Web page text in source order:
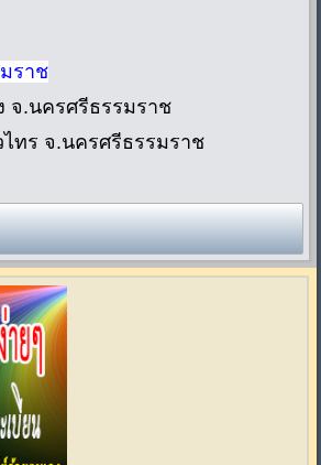
ราช
จ.นครศรีธรรมราช
ทร จ.นครศรีธรรมราช